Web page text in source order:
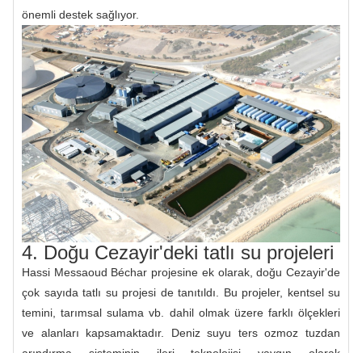
önemli destek sağlıyor.
4. Doğu Cezayir'deki tatlı su projeleri
Hassi Messaoud Béchar projesine ek olarak, doğu Cezayir'de
çok sayıda tatlı su projesi de tanıtıldı. Bu projeler, kentsel su
temini, tarımsal sulama vb. dahil olmak üzere farklı ölçekleri
ve alanları kapsamaktadır. Deniz suyu ters ozmoz tuzdan